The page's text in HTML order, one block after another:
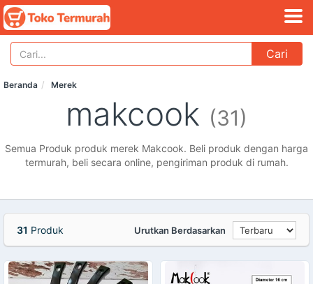
Cari
Beranda Merek
makcook (31)
Semua Produk produk merek Makcook. Beli produk dengan harga
termurah, beli secara online, pengiriman produk di rumah.
31 Produk Urutkan Berdasarkan